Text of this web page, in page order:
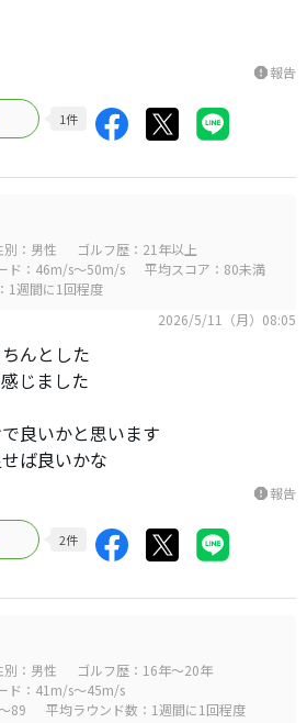
report報告
1件
別：男性
ゴルフ歴：21年以上
ド：46m/s～50m/s
平均スコア：80未満
1週間に1回程度
2026/5/11（月）08:05
んとした
じました
良いかと思います
ば良いかな
report報告
2件
別：男性
ゴルフ歴：16年～20年
ド：41m/s～45m/s
89
平均ラウンド数：1週間に1回程度